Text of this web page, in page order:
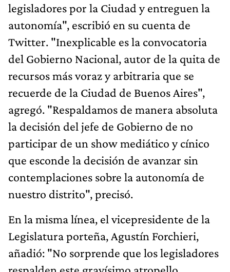
legisladores por la Ciudad y entreguen la
autonomía", escribió en su cuenta de
Twitter. "Inexplicable es la convocatoria
del Gobierno Nacional, autor de la quita de
recursos más voraz y arbitraria que se
recuerde de la Ciudad de Buenos Aires",
agregó. "Respaldamos de manera absoluta
la decisión del jefe de Gobierno de no
participar de un show mediático y cínico
que esconde la decisión de avanzar sin
contemplaciones sobre la autonomía de
nuestro distrito", precisó.
En la misma línea, el vicepresidente de la
Legislatura porteña, Agustín Forchieri,
añadió: "No sorprende que los legisladores